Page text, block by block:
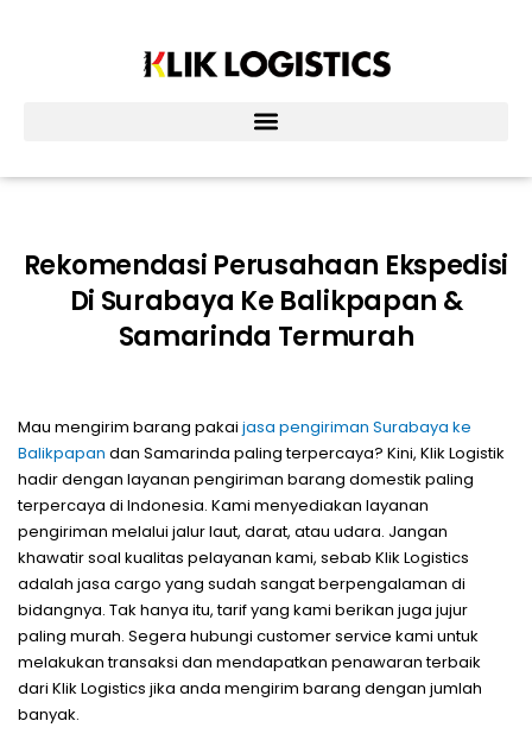
Rekomendasi Perusahaan Ekspedisi
Di Surabaya Ke Balikpapan &
Samarinda Termurah
Mau mengirim barang pakai jasa pengiriman Surabaya ke
Balikpapan dan Samarinda paling terpercaya? Kini, Klik Logistik
hadir dengan layanan pengiriman barang domestik paling
terpercaya di Indonesia. Kami menyediakan layanan
pengiriman melalui jalur laut, darat, atau udara. Jangan
khawatir soal kualitas pelayanan kami, sebab Klik Logistics
adalah jasa cargo yang sudah sangat berpengalaman di
bidangnya. Tak hanya itu, tarif yang kami berikan juga jujur
paling murah. Segera hubungi customer service kami untuk
melakukan transaksi dan mendapatkan penawaran terbaik
dari Klik Logistics jika anda mengirim barang dengan jumlah
banyak.